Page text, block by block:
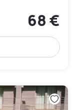
68 €